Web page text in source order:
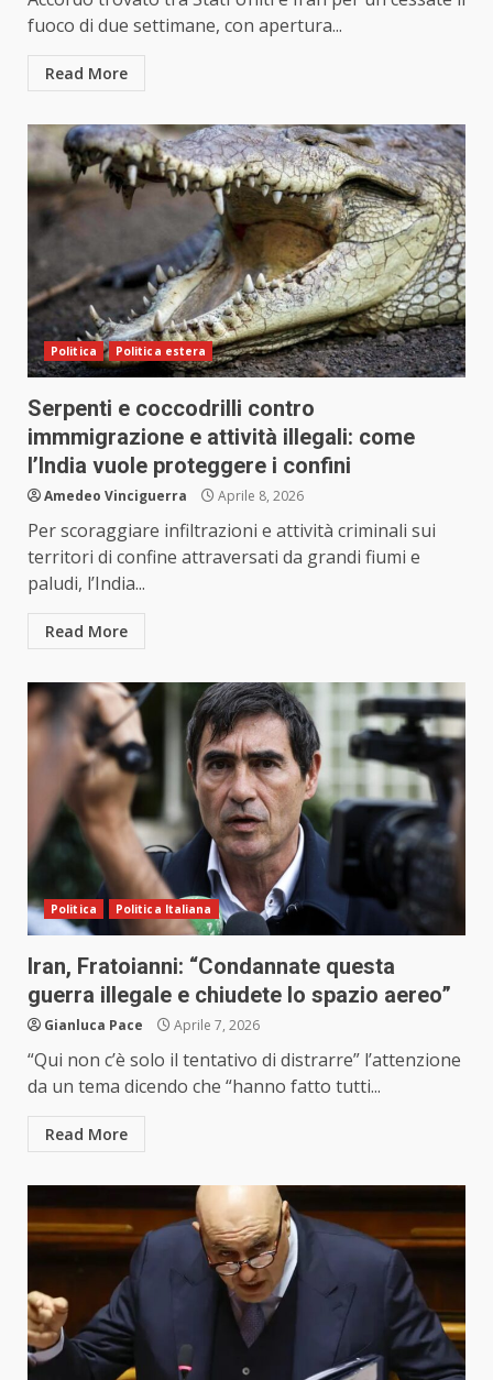
fuoco di due settimane, con apertura...
Read More
Politica Politica estera
Serpenti e coccodrilli contro
immmigrazione e attività illegali: come
l’India vuole proteggere i confini
Amedeo Vinciguerra Aprile 8, 2026
Per scoraggiare infiltrazioni e attività criminali sui
territori di confine attraversati da grandi fiumi e
paludi, l’India...
Read More
Politica Politica Italiana
Iran, Fratoianni: “Condannate questa
guerra illegale e chiudete lo spazio aereo”
Gianluca Pace Aprile 7, 2026
“Qui non c’è solo il tentativo di distrarre” l’attenzione
da un tema dicendo che “hanno fatto tutti...
Read More